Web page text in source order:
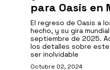
para Oasis en
El regreso de Oasis a
hecho, y su gira
septiembre de 2025.
los detalles sobre
ser inolvidable
Octubre 02, 2024